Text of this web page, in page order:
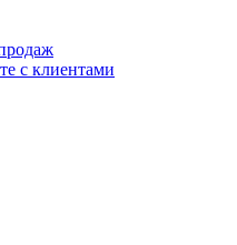
с клиентами